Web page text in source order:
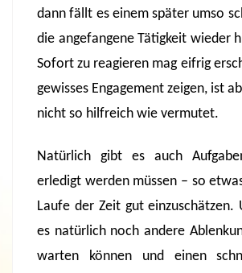
dann fällt es einem später umso
die angefangene Tätigkeit wieder
Sofort zu reagieren mag eifrig
gewisses Engagement zeigen, ist
nicht so hilfreich wie vermutet.
Natürlich gibt es auch
erledigt werden müssen – so
Laufe der Zeit gut einzuschätzen.
es natürlich noch andere
warten können und einen